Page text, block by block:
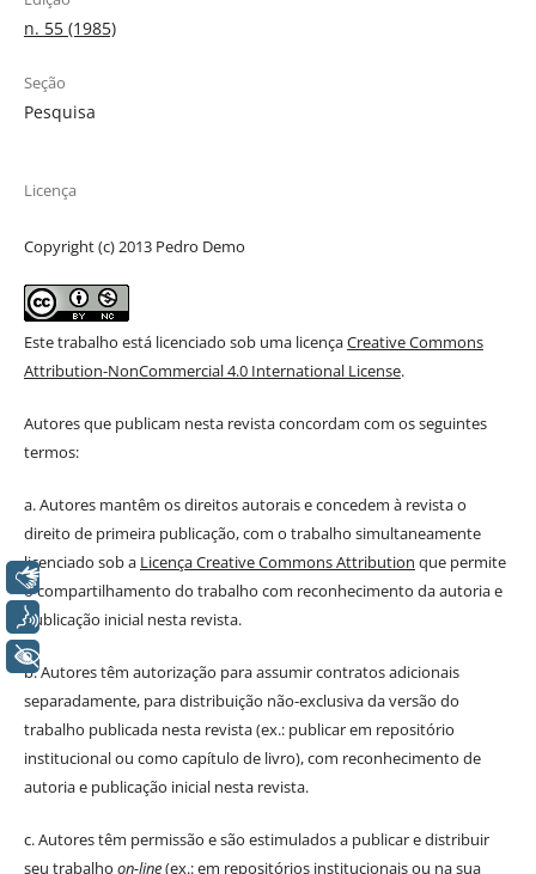
n. 55 (1985)
Seção
Pesquisa
Licença
Copyright (c) 2013 Pedro Demo
Este trabalho está licenciado sob uma licençaCreative Commons
Attribution-NonCommercial 4.0 International License.
Autores que publicam nesta revista concordam com os seguintes
termos:
a. Autores mantêm os direitos autorais e concedem à revista o
direito de primeira publicação, com o trabalho simultaneamente
licenciado sob a Licença Creative Commons Attribution que permite
o compartilhamento do trabalho com reconhecimento da autoria e
publicação inicial nesta revista.
b. Autores têm autorização para assumir contratos adicionais
separadamente, para distribuição não-exclusiva da versão do
trabalho publicada nesta revista (ex.: publicar em repositório
institucional ou como capítulo de livro), com reconhecimento de
autoria e publicação inicial nesta revista.
c. Autores têm permissão e são estimulados a publicar e distribuir
seu trabalho on-line(ex.: em repositórios institucionais ou na sua
Voz